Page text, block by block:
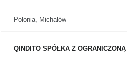
Polonia, Michałów
QINDITO SPÓŁKA Z OGRANICZONĄ